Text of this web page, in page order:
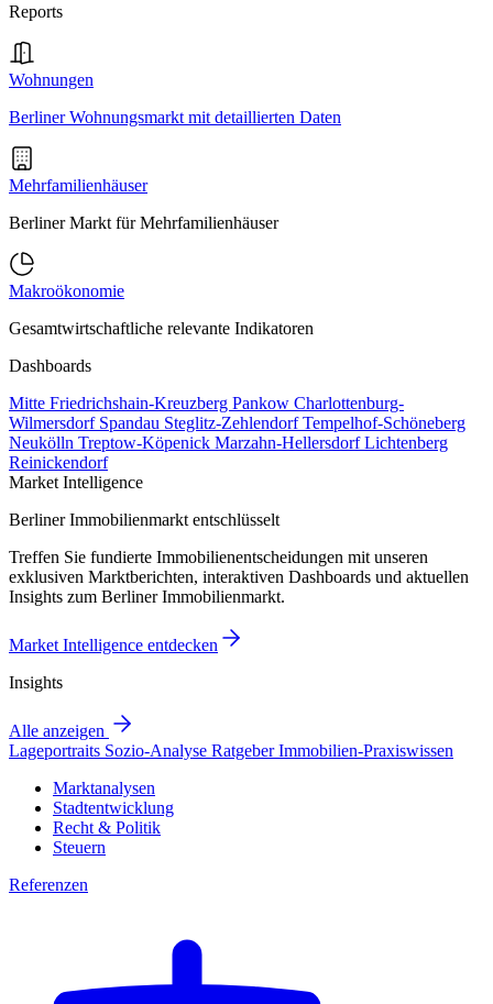
Reports
Wohnungen
Berliner Wohnungsmarkt mit detaillierten Daten
Mehrfamilienhäuser
Berliner Markt für Mehrfamilienhäuser
Makroökonomie
Gesamtwirtschaftliche relevante Indikatoren
Dashboards
Mitte Friedrichshain-Kreuzberg Pankow Charlottenburg-
Wilmersdorf Spandau Steglitz-ZehlendorfTempelhof-Schöneberg
Neukölln Treptow-Köpenick Marzahn-HellersdorfLichtenberg
Reinickendorf
Market Intelligence
Berliner Immobilienmarkt entschlüsselt
Treffen Sie fundierte Immobilienentscheidungen mit unseren
exklusiven Marktberichten, interaktiven Dashboards und aktuellen
Insights zum Berliner Immobilienmarkt.
Market Intelligence entdecken
Insights
Alle anzeigen
Lageportraits Sozio-Analyse RatgeberImmobilien-Praxiswissen
Marktanalysen
Stadtentwicklung
Recht & Politik
Steuern
Referenzen